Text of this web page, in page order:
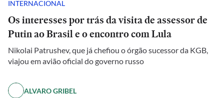
INTERNACIONAL
Os interesses por trás da visita de assessor de
Putin ao Brasil e o encontro com Lula
Nikolai Patrushev, que já chefiou o órgão sucessor da KGB,
viajou em avião oficial do governo russo
ALVARO GRIBEL